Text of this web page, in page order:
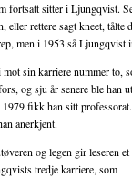
fortsatt sitter i Ljungqvist.
eller rettere sagt kneet, tålte
men i 1953 så Ljungqvist
sin karriere nummer to,
og sju år senere ble han
fikk han sitt
anerkjent.
og legen gir leseren et
tredje karriere, som